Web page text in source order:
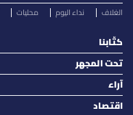
الغلاف نداء اليوم محليات
كتّابنا
تحت المجهر
آراء
اقتصاد